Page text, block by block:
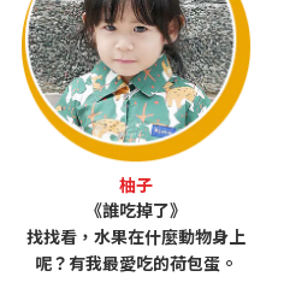
柚子
《誰吃掉了》
找找看，水果在什麼動物身上
呢？有我最愛吃的荷包蛋。